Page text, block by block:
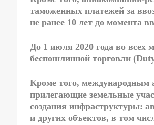
таможенных платежей за
не ранее 10 лет до момента
До 1 июля 2020 года во всех
беспошлинной торговли (
Кроме того, международным
прилегающие земельные
создания инфраструктуры:
и других объектов, в том